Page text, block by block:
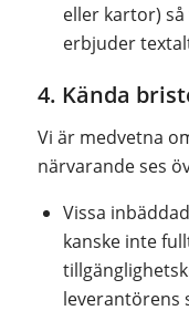
eller kartor)
erbjuder
4. Kända
Vi är medvetna
närvarande ses
Vissa
kanske inte
leverantörens